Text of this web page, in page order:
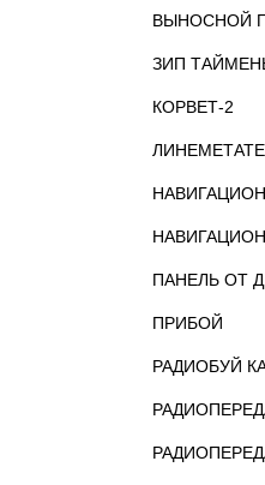
ВЫНОСНОЙ
ЗИП
КОРВЕТ-2
ПАНЕЛЬ ОТ
ПРИБОЙ
РАДИОБУЙ